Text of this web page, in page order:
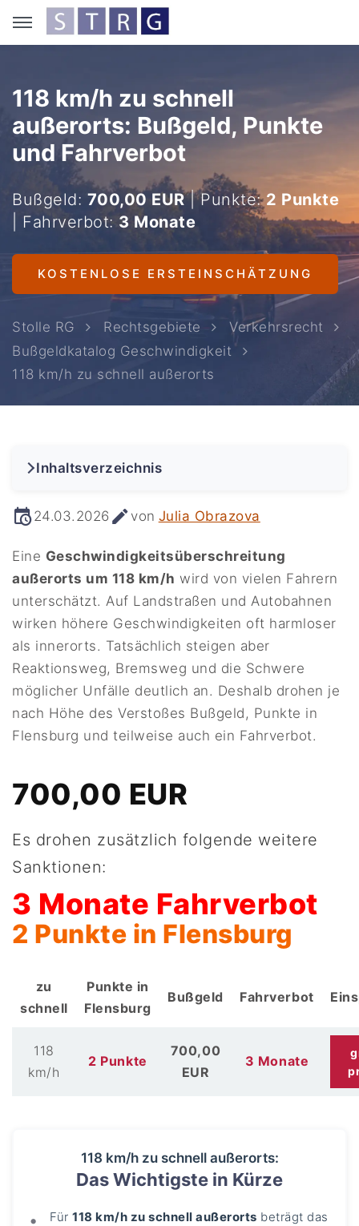
118 km/h zu schnell
außerorts: Bußgeld, Punkte
und Fahrverbot
Bußgeld: 700,00 EUR| Punkte:2 Punkte
| Fahrverbot: 3 Monate
KOSTENLOSE ERSTEINSCHÄTZUNG
Stolle RG Rechtsgebiete
Verkehrsrecht
Bußgeldkatalog Geschwindigkeit
118 km/h zu schnell außerorts
24.03.2026 von Julia Obrazova
Eine Geschwindigkeitsüberschreitung
außerorts um 118 km/h wird von vielen Fahrern
unterschätzt. Auf Landstraßen und Autobahnen
wirken höhere Geschwindigkeiten oft harmloser
als innerorts. Tatsächlich steigen aber
Reaktionsweg, Bremsweg und die Schwere
möglicher Unfälle deutlich an. Deshalb drohen je
nach Höhe des Verstoßes Bußgeld, Punkte in
Flensburg und teilweise auch ein Fahrverbot.
700,00 EUR
Es drohen zusätzlich folgende weitere
Sanktionen:
3 Monate Fahrverbot
2 Punkte in Flensburg
zu
schnell
Punkte in
Flensburg
Bußgeld Fahrverbot
118
km/h
2 Punkte
700,00
EUR
3 Monate
118 km/h zu schnell außerorts:
Das Wichtigste in Kürze
Für118 km/h zu schnell außerorts beträgt das
Inhaltsverzeichnis